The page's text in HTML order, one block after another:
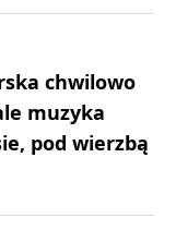
chwilowo
muzyka
pod wierzbą